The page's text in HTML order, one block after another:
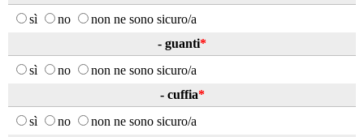
sì
no
non ne sono sicuro/a
- guanti*
sì
no
non ne sono sicuro/a
- cuffia*
sì
no
non ne sono sicuro/a